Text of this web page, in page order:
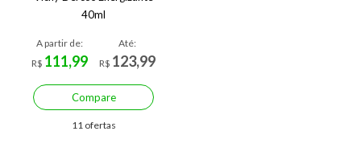
40ml
A partir de:
R$ 111,99
Até:
R$ 123,99
Compare
11 ofertas